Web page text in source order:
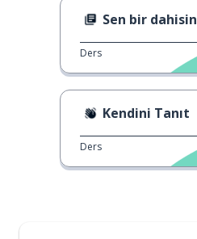
Sen bir dahisin
Ders
Kendini Tanıt
Ders